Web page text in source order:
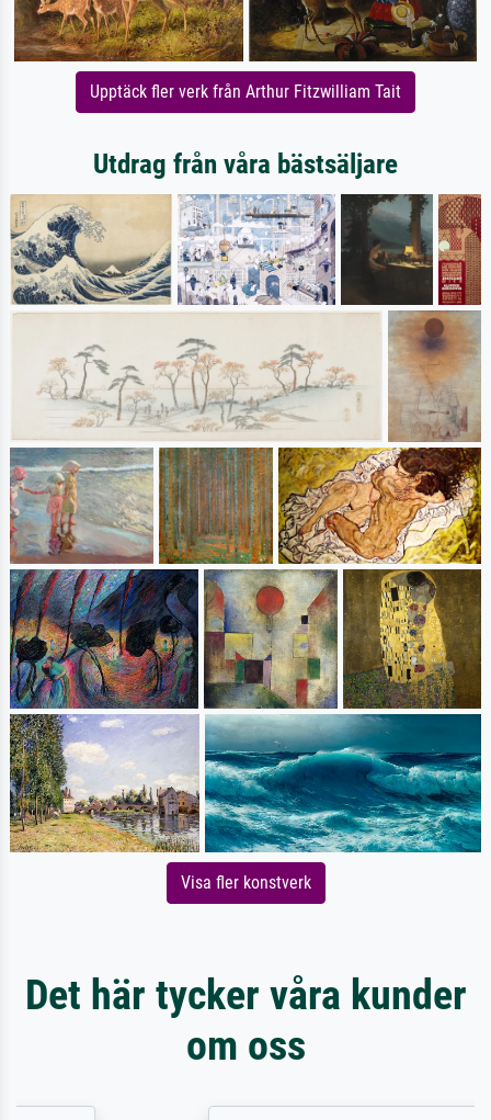
Upptäck fler verk från Arthur Fitzwilliam Tait
Utdrag från våra bästsäljare
Visa fler konstverk
Det här tycker våra kunder
om oss